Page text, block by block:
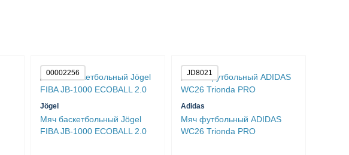
00002256
Jögel
Мяч баскетбольный Jögel
FIBA JB-1000 ECOBALL 2.0
JD8021
Adidas
Мяч футбольный ADIDAS
WC26 Trionda PRO